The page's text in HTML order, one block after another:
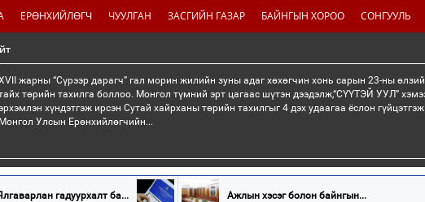
ЕРӨНХИЙЛӨГЧ ЧУУЛГАН ЗАСГИЙН ГАЗАР БАЙНГЫН ХОРОО СОНГУУЛЬ
жарны “Сүрээр дарагч” гал морин жилийн зуны адаг хөхөгчин хонь сарын 23-ны
төрийн тахилга боллоо. Монгол түмний эрт цагаас шүтэн дээдэлж,“СҮҮТЭЙ УУЛ”
хүндэтгэж ирсэн Сутай хайрханы төрийн тахилгыг 4 дэх удаагаа ёслон
Монгол Улсын Ерөнхийлөгчийн...
гадуурхалт ба... Ажлын хэсэг болон байнгын...